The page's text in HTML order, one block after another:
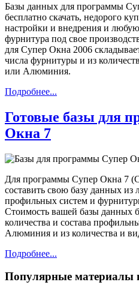
Базы данных для программы
бесплатно скачать, недорого
настройки и внедрения и
фурнитура под свое
для Супер Окна 2006
числа фурнитуры и из
или Алюминия.
Подробнее...
Готовые базы для
Окна 7
Для программы Супер Окна 7
составить свою базу данных
профильных систем и
Стоимость вашей базы данных
количества и состава
Алюминия и из количества и
Подробнее...
Популярные материалы